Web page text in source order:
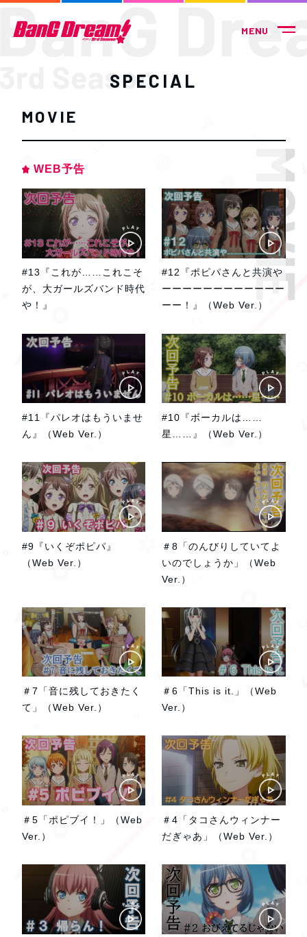
SPECIAL
MOVIE
WEB予告
#13『これが……これこそ
が、大ガールズバンド時代
や！』
#12『ポピパさんと共演や
ーーーーーーーーーーーー
ーー！』（Web Ver.）
#11『パレオはもういませ
ん』（Web Ver.）
#10『ボーカルは……
星……』（Web Ver.）
#9『いくぞポピパ』
（Web Ver.）
＃8「のんびりしていてよ
いのでしょうか」（Web
Ver.）
＃7「音に残しておきたく
て」（Web Ver.）
＃6「This is it.」（Web
Ver.）
＃5「ポピブイ！」（Web
Ver.）
＃4「タコさんウィンナー
だぎゃあ」（Web Ver.）